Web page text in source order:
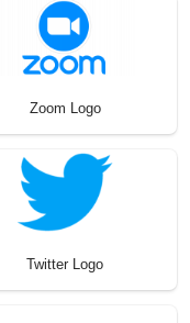
Zoom Logo
Twitter Logo